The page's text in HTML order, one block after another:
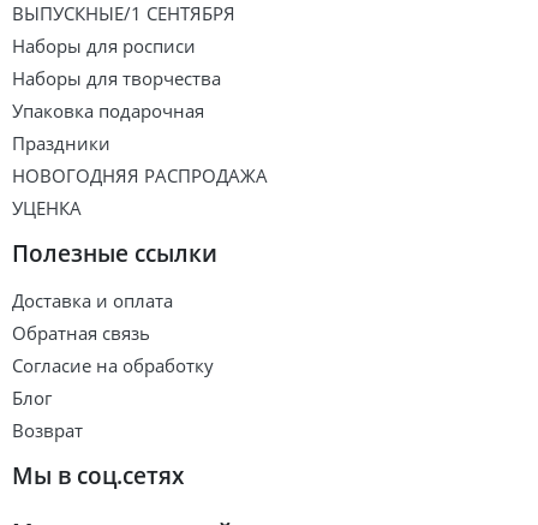
ВЫПУСКНЫЕ/1 СЕНТЯБРЯ
Наборы для росписи
Наборы для творчества
Упаковка подарочная
Праздники
НОВОГОДНЯЯ РАСПРОДАЖА
УЦЕНКА
Полезные ссылки
Доставка и оплата
Обратная связь
Согласие на обработку
Блог
Возврат
Мы в соц.сетях